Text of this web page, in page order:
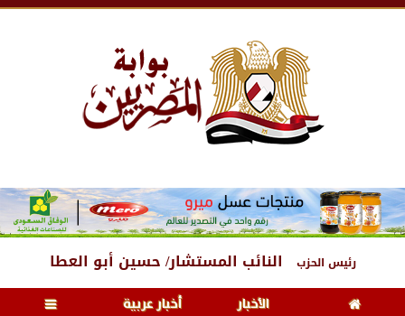
رئيس الحزب النائب المستشار/ حسين أبو العطا
الأخبار أخبار عربية